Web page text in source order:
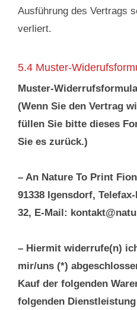
Ausführung des Vertrags
verliert.
5.4 Muster-
Muster-
(Wenn Sie den Vertrag
füllen Sie bitte dieses
Sie es zurück.)
– An Nature To Print
91338 Igensdorf,
32, E-Mail:
– Hiermit widerrufe(n)
mir/uns (*)
Kauf der folgenden
folgenden